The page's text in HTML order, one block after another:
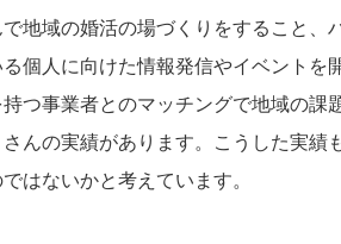
地域の婚活の場づくりをすること、
個人に向けた情報発信やイベントを
つ事業者とのマッチングで地域の課
んの実績があります。こうした実績
はないかと考えています。